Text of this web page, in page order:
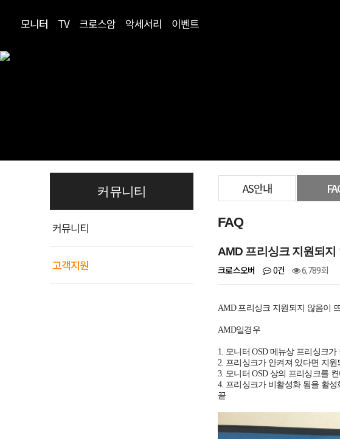
모니터 TV 크로스암 악세서리 이벤트
커뮤니티
커뮤니티
고객지원
AS안내
FAQ
AMD 프리싱크 지원되지
크로스오버 0건 6,789회
AMD 프리싱크 지원되지 않음이
AMD일경우
1. 모니터 OSD 메뉴상 프리싱크
2. 프리싱크가 안켜져 있다면 지
3. 모니터 OSD 상의 프리싱크를
4. 프리싱크가 비활성화 됨을 활성
끝